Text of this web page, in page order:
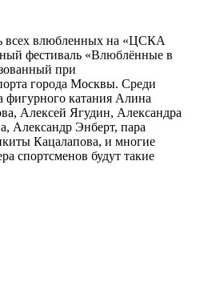
всех влюбленных на «ЦСКА
фестиваль «Влюблённые в
при
города Москвы. Среди
фигурного катания Алина
Алексей Ягудин, Александра
Александр Энберт, пара
Кацалапова, и многие
спортсменов будут такие